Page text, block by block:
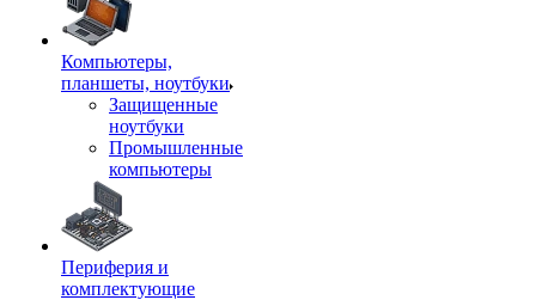
Компьютеры,
планшеты, ноутбуки
Защищенные
ноутбуки
Промышленные
компьютеры
Периферия и
комплектующие